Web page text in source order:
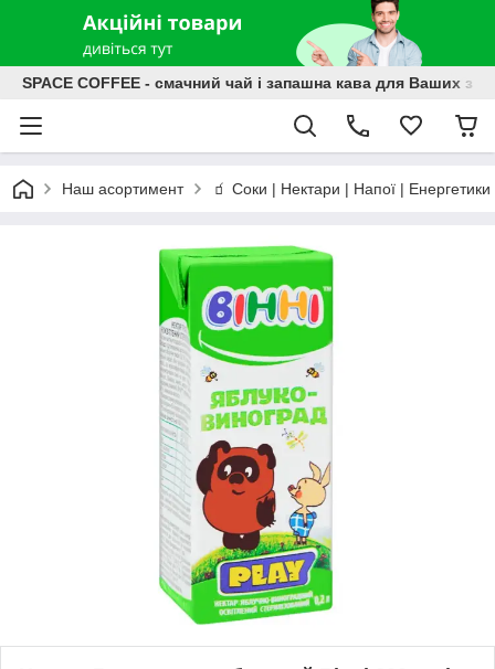
SPACE COFFEE - смачний чай і запашна кава для Ваших
Наш асортимент 🧃 Соки | Нектари | Напої | Енергетики